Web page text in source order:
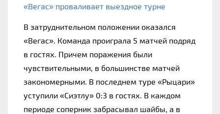
«Вегас» проваливает выездное турне
В затруднительном положении оказался
«Вегас». Команда проиграла 5 матчей подряд
в гостях. Причем поражения были
чувствительными, в большинстве матчей
закономерными. В последнем туре «Рыцари»
уступили «Сиэтлу» 0:3 в гостях. В каждом
периоде соперник забрасывал шайбы, а в